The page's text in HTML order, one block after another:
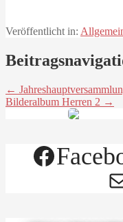
Veröffentlicht in:
←
Bilderalbum Herren 2 →